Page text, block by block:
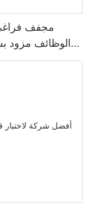
مجفف
الوظائف مزود